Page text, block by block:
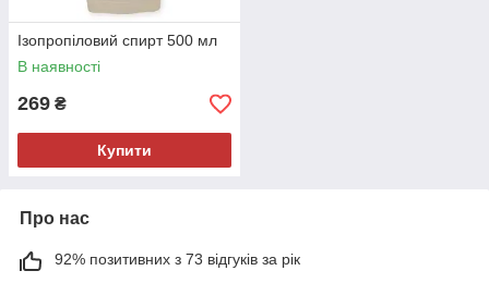
Ізопропіловий спирт 500 мл
В наявності
269 ₴
Купити
Про нас
92% позитивних з 73 відгуків за рік